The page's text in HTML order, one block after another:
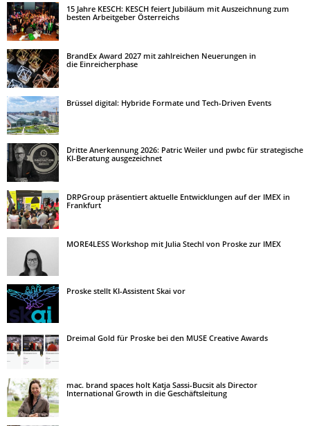
15 Jahre KESCH: KESCH feiert Jubiläum mit Auszeichnung zum
besten Arbeitgeber Österreichs
BrandEx Award 2027 mit zahlreichen Neuerungen in
die Einreicherphase
Brüssel digital: Hybride Formate und Tech-Driven Events
Dritte Anerkennung 2026: Patric Weiler und pwbc für strategische
KI-Beratung ausgezeichnet
DRPGroup präsentiert aktuelle Entwicklungen auf der IMEX in
Frankfurt
MORE4LESS Workshop mit Julia Stechl von Proske zur IMEX
Proske stellt KI-Assistent Skai vor
Dreimal Gold für Proske bei den MUSE Creative Awards
mac. brand spaces holt Katja Sassi-Bucsit als Director
International Growth in die Geschäftsleitung